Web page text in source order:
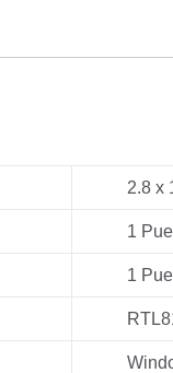
2.8 x
1
1